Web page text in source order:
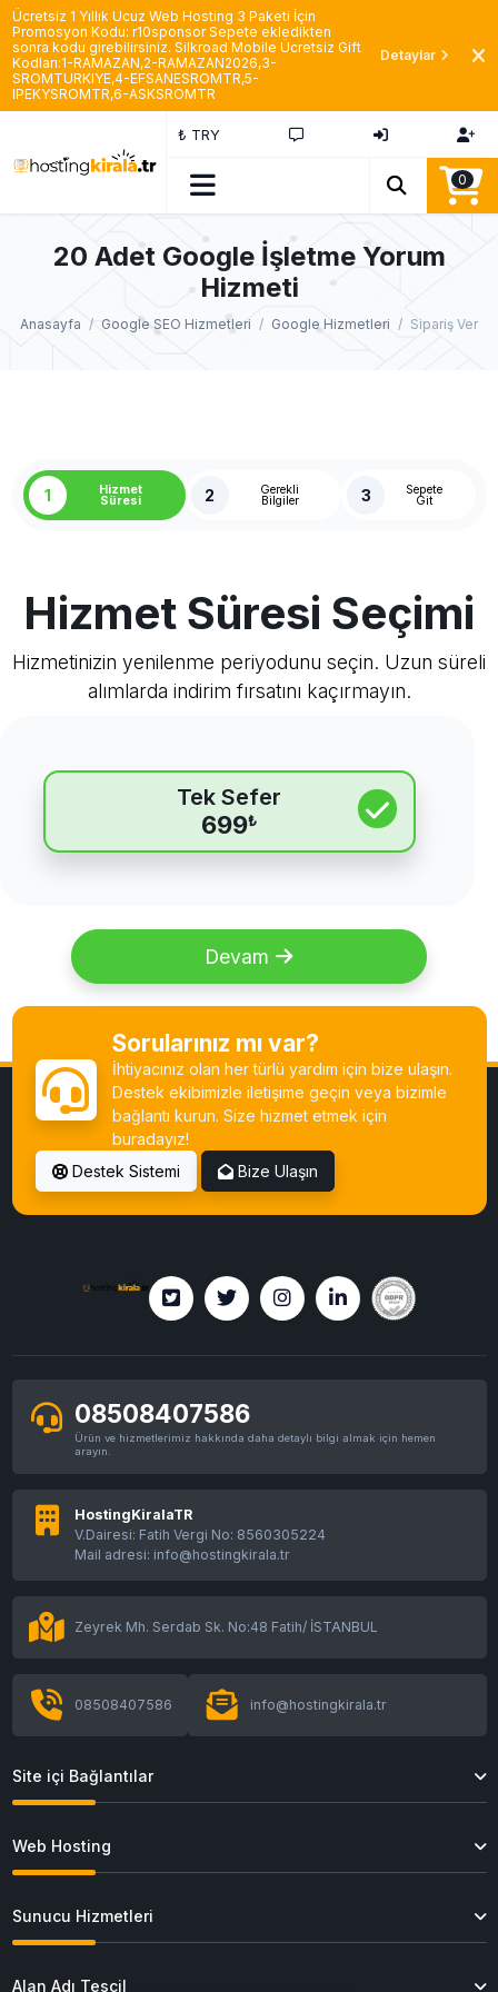
Ücretsiz 1 Yıllık Ucuz Web Hosting 3 Paketi İçin
Promosyon Kodu: r10sponsor Sepete ekledikten
sonra kodu girebilirsiniz. Silkroad Mobile Ücretsiz Gift
Kodları:1-RAMAZAN,2-RAMAZAN2026,3-
SROMTURKIYE,4-EFSANESROMTR,5-
IPEKYSROMTR,6-ASKSROMTR
Detaylar
₺ TRY
0
20 Adet Google İşletme Yorum
Hizmeti
Anasayfa Google SEO Hizmetleri Google Hizmetleri Sipariş Ver
1 Hizmet
Süresi 2 Gerekli
Bilgiler 3 Sepete
Git
Hizmet Süresi Seçimi
Hizmetinizin yenilenme periyodunu seçin. Uzun süreli
alımlarda indirim fırsatını kaçırmayın.
Tek Sefer
699₺
Devam
Sorularınız mı var?
İhtiyacınız olan her türlü yardım için bize ulaşın.
Destek ekibimizle iletişime geçin veya bizimle
bağlantı kurun. Size hizmet etmek için
buradayız!
Destek Sistemi
Bize Ulaşın
08508407586
Ürün ve hizmetlerimiz hakkında daha detaylı bilgi almak için hemen
arayın.
HostingKiralaTR
V.Dairesi: Fatih Vergi No: 8560305224
Mail adresi: info@hostingkirala.tr
Zeyrek Mh. Serdab Sk. No:48 Fatih/ İSTANBUL
08508407586 info@hostingkirala.tr
Site içi Bağlantılar
Web Hosting
Sunucu Hizmetleri
Alan Adı Tescil